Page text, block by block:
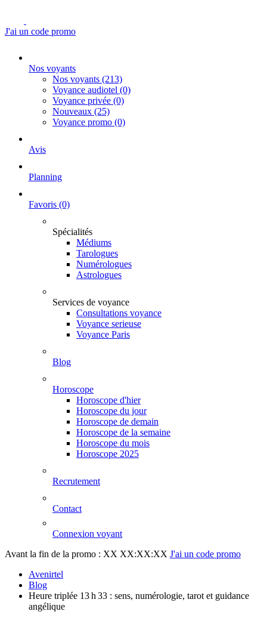
J'ai un code promo
Nos voyants
Nos voyants (213)
Voyance audiotel (0)
Voyance privée (0)
Nouveaux (25)
Voyance promo (0)
Avis
Planning
Favoris (0)
Spécialités
Médiums
Tarologues
Numérologues
Astrologues
Services de voyance
Consultations voyance
Voyance serieuse
Voyance Paris
Blog
Horoscope
Horoscope d'hier
Horoscope du jour
Horoscope de demain
Horoscope de la semaine
Horoscope du mois
Horoscope 2025
Recrutement
Contact
Connexion voyant
Avant la fin de la promo : XX XX:XX:XX J'ai un code promo
Avenirtel
Blog
Heure triplée 13 h 33 : sens, numérologie, tarot et guidance
angélique